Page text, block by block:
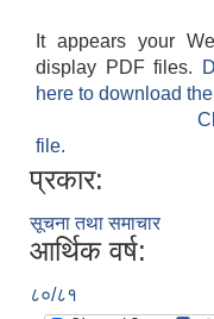
It appears your
display PDF files.
here to download
file.
प्रकार:
सूचना तथा समाचार
आर्थिक वर्ष:
८०/८१